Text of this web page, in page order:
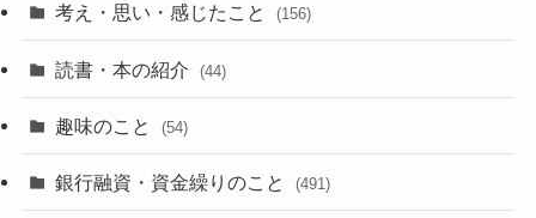
考え・思い・感じたこと (156)
読書・本の紹介 (44)
趣味のこと (54)
銀行融資・資金繰りのこと (491)